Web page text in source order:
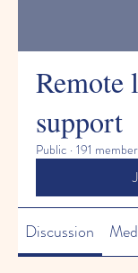
Remote
support
Public · 191
Discussion